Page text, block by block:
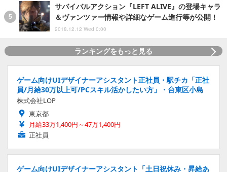
サバイバルアクション『LEFT ALIVE』の登場キャラ
＆ヴァンツァー情報や詳細なゲーム進行等が公開！
2018.12.12 Wed 0:00
ランキングをもっと見る
ゲーム向けUIデザイナーアシスタント正社員・駅チカ「正社
員/月給30万以上可/PCスキル活かしたい方」・台東区小島
株式会社LOP
東京都
月給33万1,400円～47万1,400円
正社員
ゲーム向けUIデザイナーアシスタント「土日祝休み・昇給あ